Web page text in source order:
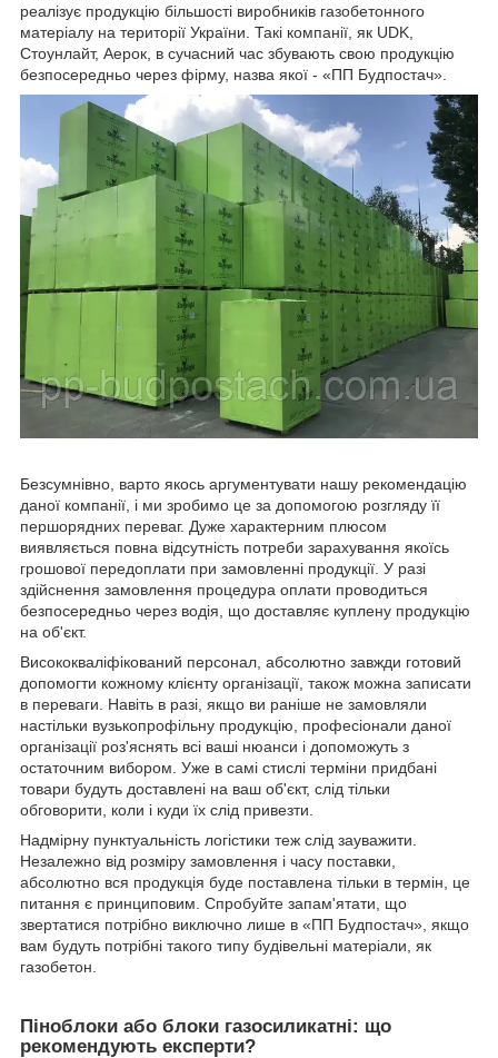
реалізує продукцію більшості виробників газобетонного
матеріалу на території України. Такі компанії, як UDK,
Стоунлайт, Аерок, в сучасний час збувають свою продукцію
безпосередньо через фірму, назва якої - «ПП Будпостач».
Безсумнівно, варто якось аргументувати нашу рекомендацію
даної компанії, і ми зробимо це за допомогою розгляду її
першорядних переваг. Дуже характерним плюсом
виявляється повна відсутність потреби зарахування якоїсь
грошової передоплати при замовленні продукції. У разі
здійснення замовлення процедура оплати проводиться
безпосередньо через водія, що доставляє куплену продукцію
на об'єкт.
Висококваліфікований персонал, абсолютно завжди готовий
допомогти кожному клієнту організації, також можна записати
в переваги. Навіть в разі, якщо ви раніше не замовляли
настільки вузькопрофільну продукцію, професіонали даної
організації роз'яснять всі ваші нюанси і допоможуть з
остаточним вибором. Уже в самі стислі терміни придбані
товари будуть доставлені на ваш об'єкт, слід тільки
обговорити, коли і куди їх слід привезти.
Надмірну пунктуальність логістики теж слід зауважити.
Незалежно від розміру замовлення і часу поставки,
абсолютно вся продукція буде поставлена ​​тільки в термін, це
питання є принциповим. Спробуйте запам'ятати, що
звертатися потрібно виключно лише в «ПП Будпостач», якщо
вам будуть потрібні такого типу будівельні матеріали, як
газобетон.
Піноблоки або блоки газосиликатні: що
рекомендують експерти?